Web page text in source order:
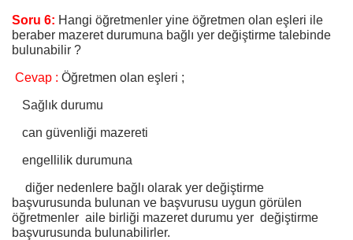
Soru 6: Hangi öğretmenler yine öğretmen olan eşleri ile
beraber mazeret durumuna bağlı yer değiştirme talebinde
bulunabilir ?
Cevap : Öğretmen olan eşleri ;
Sağlık durumu
can güvenliği mazereti
engellilik durumuna
diğer nedenlere bağlı olarak yer değiştirme
başvurusunda bulunan ve başvurusu uygun görülen
öğretmenler aile birliği mazeret durumu yer değiştirme
başvurusunda bulunabilirler.